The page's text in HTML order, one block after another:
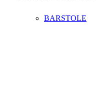
BARSTOLE